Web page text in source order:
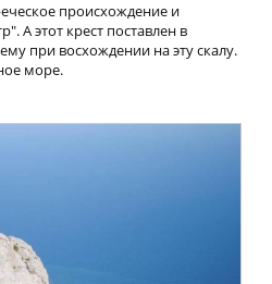
происхождение и
А этот крест поставлен в
при восхождении на эту скалу.
море.